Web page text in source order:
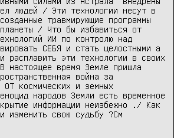
людей / Эти технологии несут в
травмирующие программы
/ Что бы избавиться от
ИИ по контролю над
СЕБЯ и стать целостными а
расплавить эти технологии в своих
настоящее время Земле пришла
война за
ОТ космических и земных
народов Земли есть временное
информации неизбежно ./ Как
изменить свою судьбу ?См